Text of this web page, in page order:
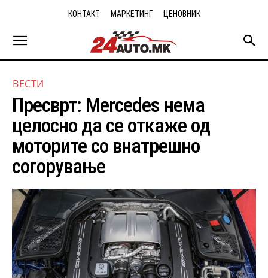
КОНТАКТ МАРКЕТИНГ ЦЕНОВНИК
ВЕСТИ
Пресврт: Mercedes нема
целосно да се откаже од
моторите со внатрешно
согорување